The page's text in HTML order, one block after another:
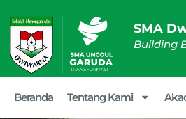
SMA
Building
Beranda Tentang Kami